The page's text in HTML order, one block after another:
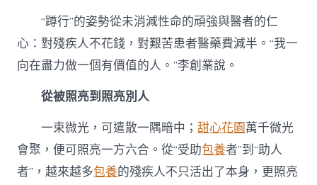
“蹲行”的姿勢從未消減性命的頑強與醫者的仁
心：對殘疾人不花錢，對艱苦患者醫藥費減半。“我一
向在盡力做一個有價值的人。”李創業說。
從被照亮到照亮別人
一束微光，可遣散一隅暗中；甜心花園萬千微光
會聚，便可照亮一方六合。從“受助包養者”到“助人
者”，越來越多包養的殘疾人不只活出了本身，更照亮